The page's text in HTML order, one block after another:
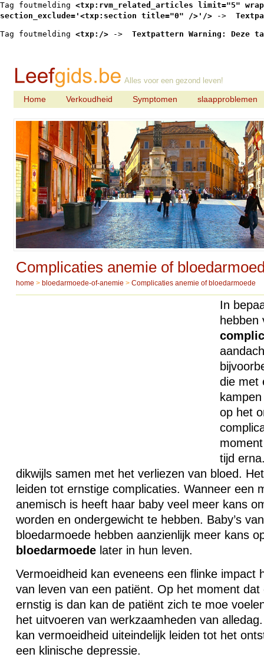
Tag foutmelding <txp:rvm_related_articles limit="5"
section_exclude='<txp:section title="0" />'/> ->
Tag foutmelding <txp:/> -> Textpattern Warning: Deze
Alles voor een gezond leven!
Home Verkoudheid Symptomen slaapproblemen
Complicaties anemie of
home > bloedarmoede-of-anemie > Complicaties anemie of bloedarmoede
In
hebben
die met
op het
tijd
dikwijls samen met het verliezen van bloed.
leiden tot ernstige complicaties. Wanneer een
anemisch is heeft haar baby veel meer kans
worden en ondergewicht te hebben. Baby’s
bloedarmoede hebben aanzienlijk meer kans
bloedarmoedelater in hun leven.
Vermoeidheid kan eveneens een flinke impact
van leven van een patiënt. Op het moment dat
ernstig is dan kan de patiënt zich te moe
het uitvoeren van werkzaamheden van
kan vermoeidheid uiteindelijk leiden tot het
een klinische depressie.